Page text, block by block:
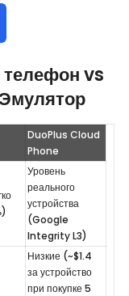
vs
DuoPlus Cloud
Phone
Уровень
реального
устройства
(Google
Integrity L3)
Низкие (~$1.4
за устройство
при покупке 5